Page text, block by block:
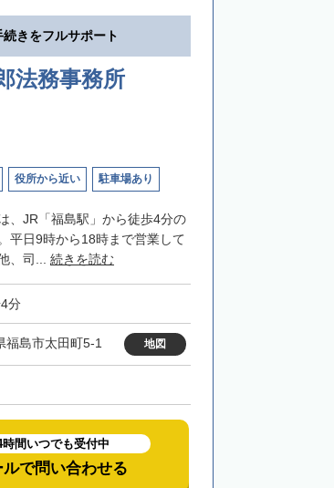
続きをフルサポート
法務事務所
役所から近い 駐車場あり
、JR「福島駅」から徒歩4分の
平日9時から18時まで営業して
、司... 続きを読む
分
福島市太田町5-1 地図
時間いつでも受付中
ルで問い合わせる